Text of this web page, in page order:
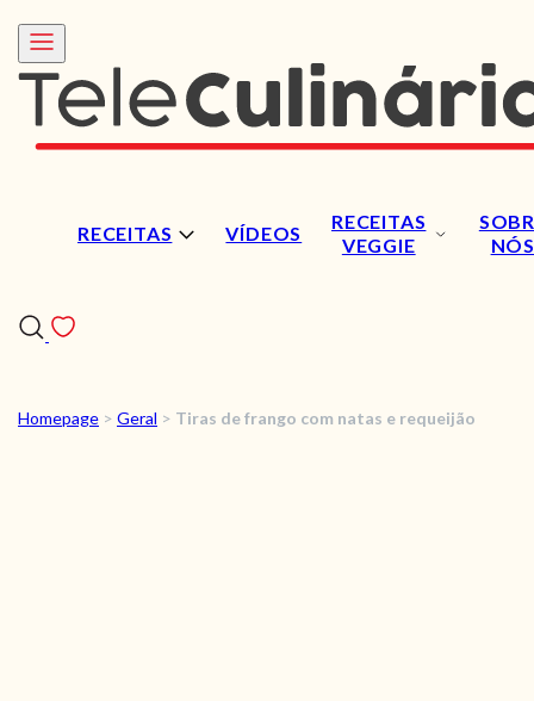
RECEITAS VÍDEOS
RECEITAS
VEGGIE
NÓS
RECEITAS
Homepage > Geral > Tiras de frango com natas e requeijão